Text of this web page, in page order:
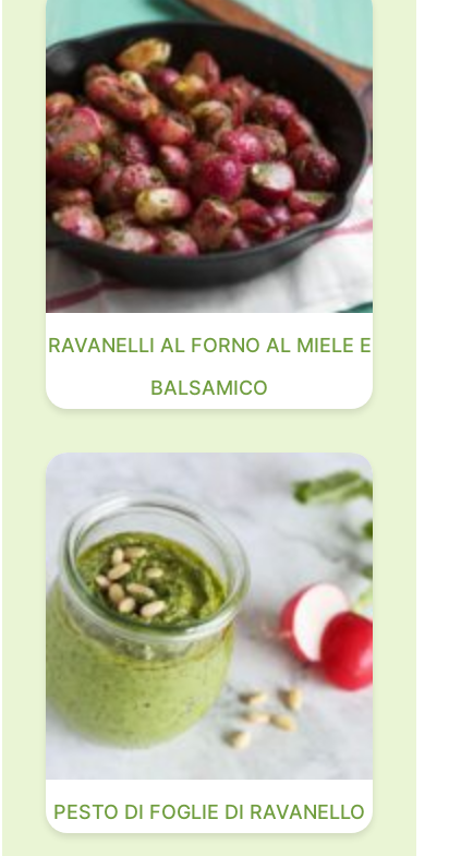
RAVANELLI AL FORNO AL MIELE E
BALSAMICO
PESTO DI FOGLIE DI RAVANELLO